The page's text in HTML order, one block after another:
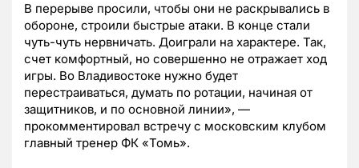
В перерыве просили, чтобы они не раскрывались в
обороне, строили быстрые атаки. В конце стали
чуть-чуть нервничать. Доиграли на характере. Так,
счет комфортный, но совершенно не отражает ход
игры. Во Владивостоке нужно будет
перестраиваться, думать по ротации, начиная от
защитников, и по основной линии», —
прокомментировал встречу с московским клубом
главный тренер ФК «Томь».